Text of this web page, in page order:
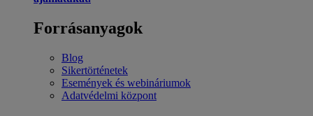
Forrásanyagok
Blog
Sikertörténetek
Események és webináriumok
Adatvédelmi központ